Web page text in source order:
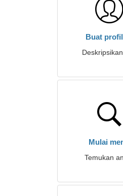
Buat
Mulai
Temukan